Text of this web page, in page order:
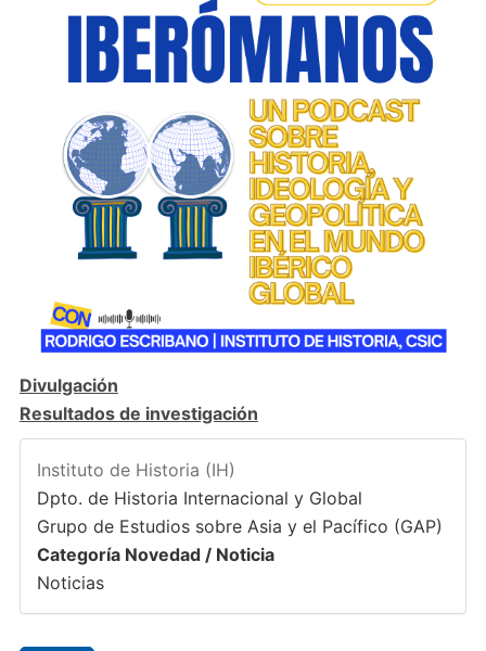
Divulgación
Resultados de investigación
Instituto de Historia (IH)
Dpto. de Historia Internacional y Global
Grupo de Estudios sobre Asia y el Pacífico (GAP)
Categoría Novedad / Noticia
Noticias